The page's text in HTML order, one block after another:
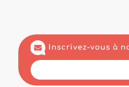
Inscrivez-vous à